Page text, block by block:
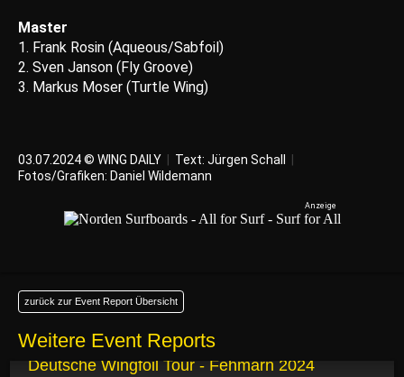
Master
1. Frank Rosin (Aqueous/Sabfoil)
2. Sven Janson (Fly Groove)
3. Markus Moser (Turtle Wing)
03.07.2024 © WING DAILY Text: Jürgen Schall
Fotos/Grafiken: Daniel Wildemann
Weitere Event Reports
zurück zur Event Report Übersicht
15.07.2024
Deutsche Wingfoil Tour - Fehmarn 2024